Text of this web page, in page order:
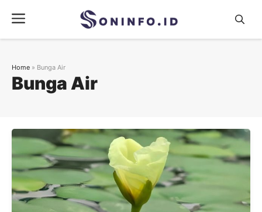
content
Menu
Bunga Air
Home » Bunga Air